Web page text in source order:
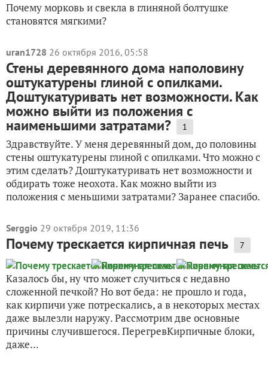
Почему морковь и свекла в глиняной болтушке
становятся мягкими?
uran1728 26 октября 2016, 05:58
Стены деревянного дома наполовину
оштукатурены глиной с опилками.
Доштукатуривать нет возможности. Как
можно выйти из положения с
наименьшими затратами? 1
Здравствуйте. У меня деревянный дом, до половины
стены оштукатурены глиной с опилками. Что можно с
этим сделать? Доштукатуривать нет возможности и
обдирать тоже неохота. Как можно выйти из
положения с меньшими затратами? Заранее спасибо.
Serggio 29 октября 2019, 11:36
Почему трескается кирпичная печь 7
Казалось бы, ну что может случиться с недавно
сложенной печкой? Но вот беда: не прошло и года,
как кирпичи уже потрескались, а в некоторых местах
даже вылезли наружу. Рассмотрим две основные
причины случившегося. ПерегревКирпичные блоки,
даже...